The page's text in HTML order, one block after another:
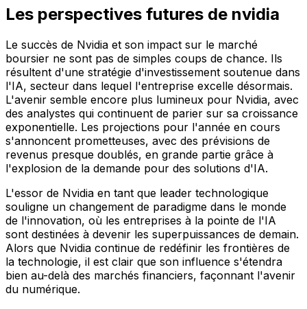
Les perspectives futures de nvidia
Le succès de Nvidia et son impact sur le marché
boursier ne sont pas de simples coups de chance. Ils
résultent d'une stratégie d'investissement soutenue dans
l'IA, secteur dans lequel l'entreprise excelle désormais.
L'avenir semble encore plus lumineux pour Nvidia, avec
des analystes qui continuent de parier sur sa croissance
exponentielle. Les projections pour l'année en cours
s'annoncent prometteuses, avec des prévisions de
revenus presque doublés, en grande partie grâce à
l'explosion de la demande pour des solutions d'IA.
L'essor de Nvidia en tant que leader technologique
souligne un changement de paradigme dans le monde
de l'innovation, où les entreprises à la pointe de l'IA
sont destinées à devenir les superpuissances de demain.
Alors que Nvidia continue de redéfinir les frontières de
la technologie, il est clair que son influence s'étendra
bien au-delà des marchés financiers, façonnant l'avenir
du numérique.